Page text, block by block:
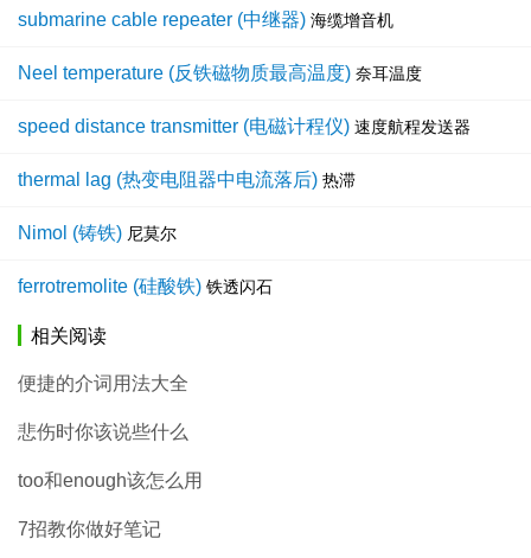
submarine cable repeater (中继器) 海缆增音机
Neel temperature (反铁磁物质最高温度) 奈耳温度
speed distance transmitter (电磁计程仪) 速度航程发送器
thermal lag (热变电阻器中电流落后) 热滞
Nimol (铸铁) 尼莫尔
ferrotremolite (硅酸铁) 铁透闪石
相关阅读
便捷的介词用法大全
悲伤时你该说些什么
too和enough该怎么用
7招教你做好笔记